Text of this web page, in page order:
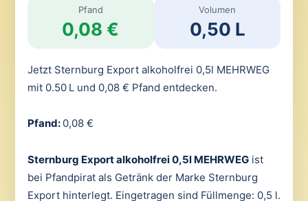
Pfand
0,08 €
Volumen
0,50 L
Jetzt Sternburg Export alkoholfrei 0,5l MEHRWEG
mit 0.50 L und 0,08 € Pfand entdecken.
Pfand: 0,08 €
Sternburg Export alkoholfrei 0,5l MEHRWEGist
bei Pfandpirat als Getränk der Marke Sternburg
Export hinterlegt. Eingetragen sind Füllmenge: 0,5 l.